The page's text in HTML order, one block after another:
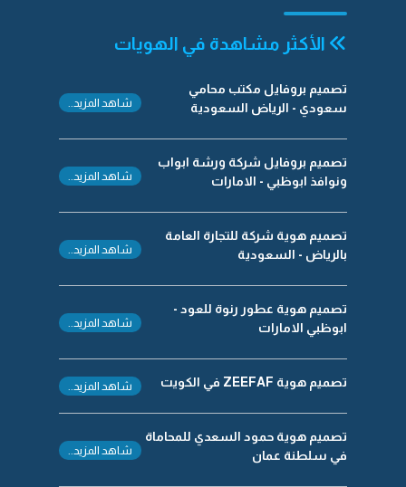
الأكثر مشاهدة في الهويات
تصميم بروفايل مكتب محامي
سعودي - الرياض السعودية
شاهد المزيد..
تصميم بروفايل شركة ورشة ابواب
ونوافذ ابوظبي - الامارات
شاهد المزيد..
تصميم هوية شركة للتجارة العامة
بالرياض - السعودية
شاهد المزيد..
تصميم هوية عطور رنوة للعود -
ابوظبي الامارات
شاهد المزيد..
تصميم هوية ZEEFAF في الكويت شاهد المزيد..
تصميم هوية حمود السعدي للمحاماة
في سلطنة عمان
شاهد المزيد..